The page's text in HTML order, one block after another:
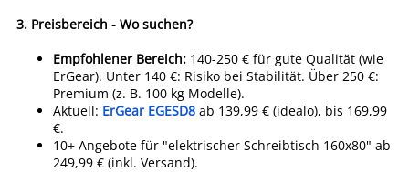
3. Preisbereich - Wo suchen?
Empfohlener Bereich: 140-250 € für gute Qualität (wie
ErGear). Unter 140 €: Risiko bei Stabilität. Über 250 €:
Premium (z. B. 100 kg Modelle).
Aktuell: ErGear EGESD8 ab 139,99 € (idealo), bis 169,99
€.
10+ Angebote für "elektrischer Schreibtisch 160x80" ab
249,99 € (inkl. Versand).